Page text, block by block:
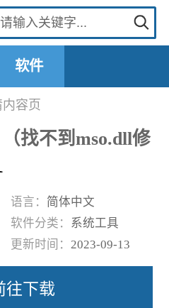
软件
容页
找不到mso.dll修
语言： 简体中文
软件分类： 系统工具
更新时间： 2023-09-13
往下载